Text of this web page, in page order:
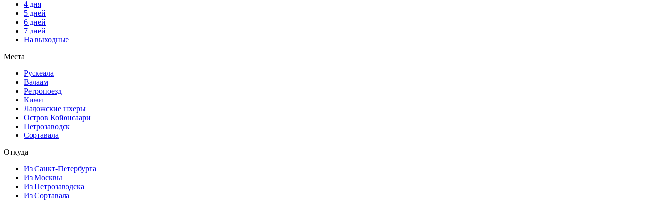
4 дня
5 дней
6 дней
7 дней
На выходные
Места
Рускеала
Валаам
Ретропоезд
Кижи
Ладожские шхеры
Остров Койонсаари
Петрозаводск
Сортавала
Откуда
Из Санкт-Петербурга
Из Москвы
Из Петрозаводска
Из Сортавала